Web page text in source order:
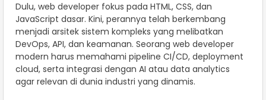
Dulu, web developer fokus pada HTML, CSS, dan
JavaScript dasar. Kini, perannya telah berkembang
menjadi arsitek sistem kompleks yang melibatkan
DevOps, API, dan keamanan. Seorang web developer
modern harus memahami pipeline CI/CD, deployment
cloud, serta integrasi dengan AI atau data analytics
agar relevan di dunia industri yang dinamis.